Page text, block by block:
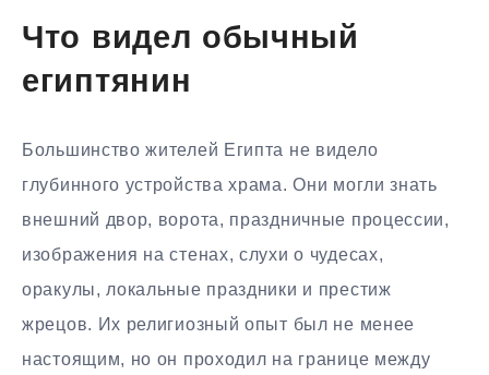
Что видел обычный
египтянин
Большинство жителей Египта не видело
глубинного устройства храма. Они могли знать
внешний двор, ворота, праздничные процессии,
изображения на стенах, слухи о чудесах,
оракулы, локальные праздники и престиж
жрецов. Их религиозный опыт был не менее
настоящим, но он проходил на границе между